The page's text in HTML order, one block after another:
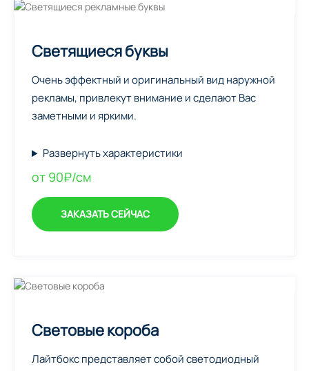
Светящиеся буквы
Очень эффектный и оригинальный вид наружной
рекламы, привлекут внимание и сделают Вас
заметными и яркими.
Развернуть характеристики
от 90₽/см
ЗАКАЗАТЬ СЕЙЧАС
Световые короба
Лайтбокс представляет собой светодиодный